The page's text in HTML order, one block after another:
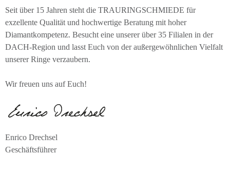
Seit über 15 Jahren steht die TRAURINGSCHMIEDE für
exzellente Qualität und hochwertige Beratung mit hoher
Diamantkompetenz. Besucht eine unserer über 35 Filialen in der
DACH-Region und lasst Euch von der außergewöhnlichen Vielfalt
unserer Ringe verzaubern.
Wir freuen uns auf Euch!
Enrico Drechsel
Geschäftsführer